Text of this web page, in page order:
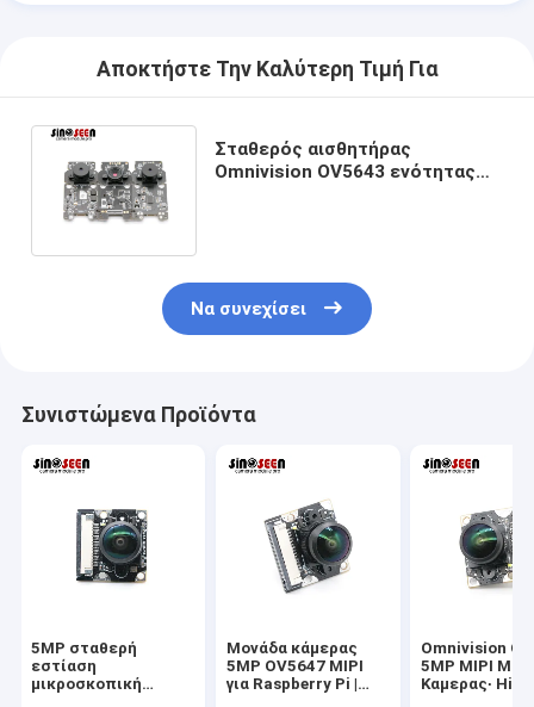
Αποκτήστε Την Καλύτερη Τιμή Για
Σταθερός αισθητήρας
Omnivision OV5643 ενότητας
Να συνεχίσει
Συνιστώμενα Προϊόντα
5MP σταθερή
εστίαση
μικροσκοπική
Μονάδα κάμερας
5MP OV5647 MIPI
για Raspberry Pi |
Omnivision
5MP MIPI
Καμερας∙